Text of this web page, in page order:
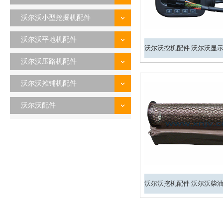
沃尔沃小型挖掘机配件
沃尔沃平地机配件
沃尔沃压路机配件
沃尔沃摊铺机配件
沃尔沃配件